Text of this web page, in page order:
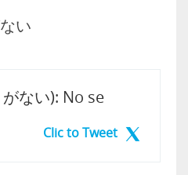
い
ない): No se
Clic to Tweet